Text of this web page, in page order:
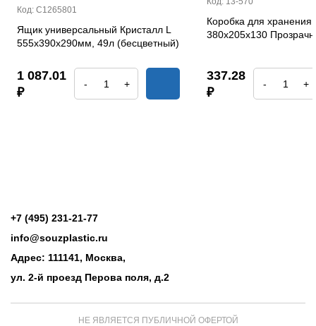
Код: С1265801
Ящик универсальный Кристалл L
555х390х290мм, 49л (бесцветный)
1 087.01
₽
- +
Коробка для хранения
380х205х130
337.28
₽
- +
+7 (495) 231-21-77
info@souzplastic.ru
Адрес: 111141, Москва,
ул. 2-й проезд Перова поля, д.2
НЕ ЯВЛЯЕТСЯ ПУБЛИЧНОЙ ОФЕРТОЙ